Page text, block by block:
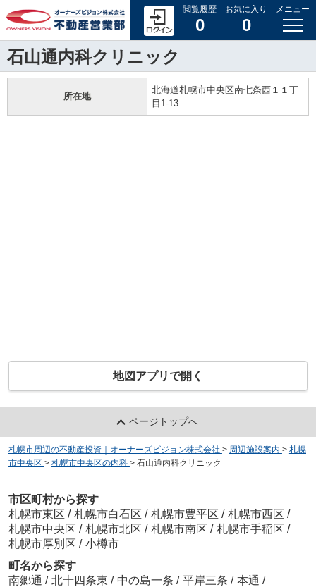
閲覧履歴
0
お気に入り
0
メニュー
石山通内科クリニック
所在地
北海道札幌市中央区南七条西１１丁
目1-13
地図アプリで開く
ページトップへ
札幌市周辺の不動産投資｜オーナーズビジョン株式会社 > 周辺施設案内 > 札幌
市中央区 > 札幌市中央区の内科 > 石山通内科クリニック
市区町村から探す
札幌市東区 / 札幌市白石区 / 札幌市豊平区 / 札幌市西区 /
札幌市中央区 / 札幌市北区 / 札幌市南区 / 札幌市手稲区 /
札幌市厚別区 / 小樽市
町名から探す
南郷通 / 北十四条東 / 中の島一条 / 平岸三条 / 本通 /